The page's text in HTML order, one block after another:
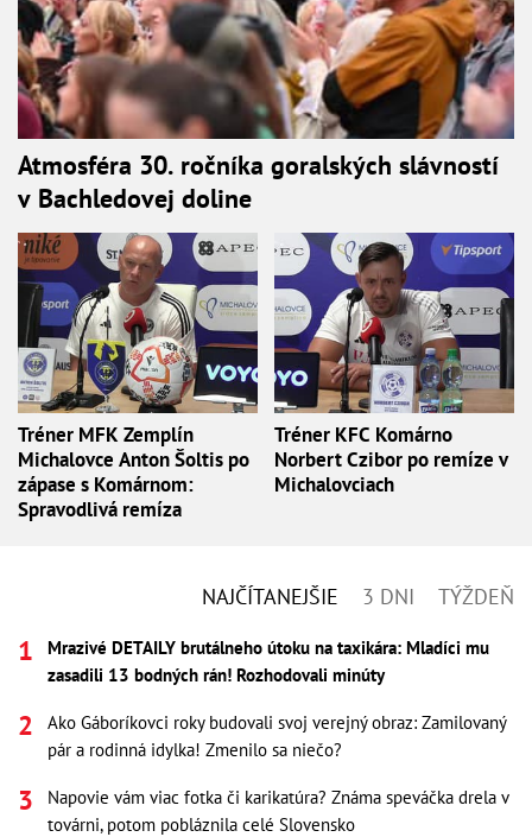
Atmosféra 30. ročníka goralských slávností
v Bachledovej doline
Tréner MFK Zemplín
Michalovce Anton Šoltis po
zápase s Komárnom:
Spravodlivá remíza
Tréner KFC Komárno
Norbert Czibor po remíze v
Michalovciach
NAJČÍTANEJŠIE 3 DNI TÝŽDEŇ
Mrazivé DETAILY brutálneho útoku na taxikára: Mladíci mu
zasadili 13 bodných rán! Rozhodovali minúty
Ako Gáboríkovci roky budovali svoj verejný obraz: Zamilovaný
pár a rodinná idylka! Zmenilo sa niečo?
Napovie vám viac fotka či karikatúra? Známa speváčka drela v
továrni, potom pobláznila celé Slovensko